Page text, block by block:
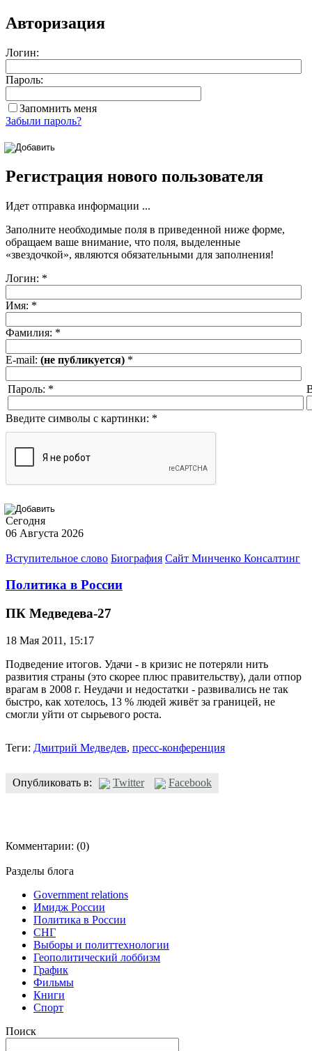
Авторизация
Логин:
Пароль:
Запомнить меня
Забыли пароль?
Регистрация нового пользователя
Идет отправка информации ...
Заполните необходимые поля в приведенной ниже форме,
обращаем ваше внимание, что поля, выделенные
«звездочкой», являются обязательными для заполнения!
Логин: *
Имя: *
Фамилия: *
E-mail: (не публикуется) *
Пароль: *
Введите символы с картинки: *
Сегодня
06 Августа 2026
Вступительное слово Биография Сайт Минченко Консалтинг
Политика в России
ПК Медведева-27
18 Мая 2011, 15:17
Подведение итогов. Удачи - в кризис не потеряли нить
развития страны (это скорее плюс правительству), дали отпор
врагам в 2008 г. Неудачи и недостатки - развивались не так
быстро, как хотелось, 13 % людей живёт за границей, не
смогли уйти от сырьевого роста.
Теги: Дмитрий Медведев, пресс-конференция
Опубликовать в: Twitter Facebook
Комментарии: (0)
Разделы блога
Government relations
Имидж России
Политика в России
СНГ
Выборы и политтехнологии
Геополитический лоббизм
График
Фильмы
Книги
Спорт
Поиск